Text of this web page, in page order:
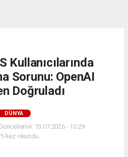
Kullanıcılarında
Sorunu: OpenAI
Doğruladı
DÜNYA
13.07.2026 - 10:29
kez okundu.